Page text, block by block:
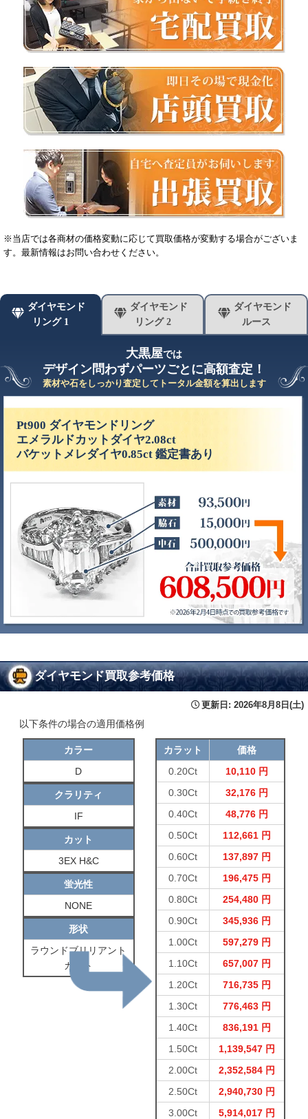
※当店では各商材の価格変動に応じて買取価格が変動する場合がございま
す。最新情報はお問い合わせください。
ダイヤモンド
リング 1
ダイヤモンド
リング 2
ダイヤモンド
ルース
大黒屋では
デザイン問わずパーツごとに高額査定！
素材や石をしっかり査定してトータル金額を算出します
Pt900 ダイヤモンドリング
エメラルドカットダイヤ2.08ct
バケットメレダイヤ0.85ct 鑑定書あり
ダイヤモンド買取参考価格
更新日: 2026年8月8日(土)
以下条件の場合の適用価格例
カラー
D
クラリティ
IF
カット
3EX H&C
蛍光性
NONE
形状
ラウンドブリリアント
カット
カラット
価格
0.20Ct
10,110 円
0.30Ct
32,176 円
0.40Ct
48,776 円
0.50Ct
112,661 円
0.60Ct
137,897 円
0.70Ct
196,475 円
0.80Ct
254,480 円
0.90Ct
345,936 円
1.00Ct
597,279 円
1.10Ct
657,007 円
1.20Ct
716,735 円
1.30Ct
776,463 円
1.40Ct
836,191 円
1.50Ct
1,139,547 円
2.00Ct
2,352,584 円
2.50Ct
2,940,730 円
3.00Ct
5,914,017 円